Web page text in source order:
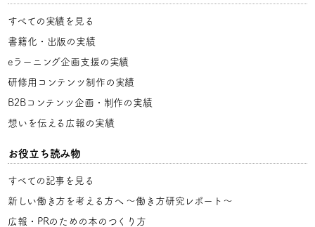
すべての実績を見る
書籍化・出版の実績
eラーニング企画支援の実績
研修用コンテンツ制作の実績
B2Bコンテンツ企画・制作の実績
想いを伝える広報の実績
お役立ち読み物
すべての記事を見る
新しい働き方を考える方へ 〜働き方研究レポート〜
広報・PRのための本のつくり方